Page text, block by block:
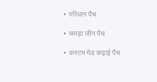
परिधान पैच
चमड़ा जीन पैच
कस्टम मेड कढ़ाई पैच